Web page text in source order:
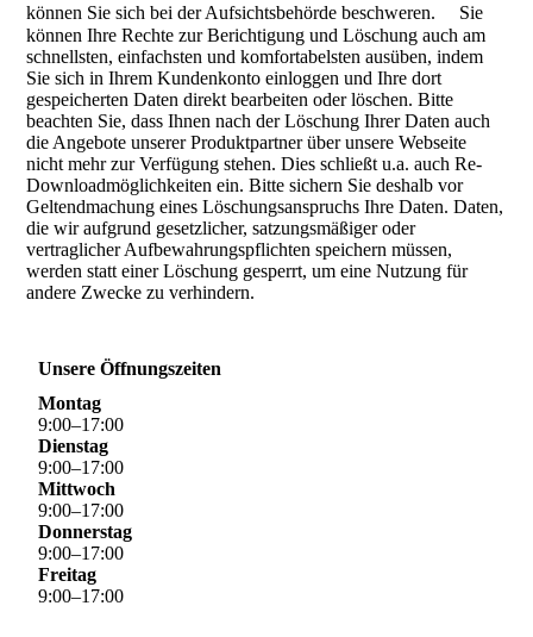
können Sie sich bei der Aufsichtsbehörde beschweren. Sie
können Ihre Rechte zur Berichtigung und Löschung auch am
schnellsten, einfachsten und komfortabelsten ausüben, indem
Sie sich in Ihrem Kundenkonto einloggen und Ihre dort
gespeicherten Daten direkt bearbeiten oder löschen. Bitte
beachten Sie, dass Ihnen nach der Löschung Ihrer Daten auch
die Angebote unserer Produktpartner über unsere Webseite
nicht mehr zur Verfügung stehen. Dies schließt u.a. auch Re-
Downloadmöglichkeiten ein. Bitte sichern Sie deshalb vor
Geltendmachung eines Löschungsanspruchs Ihre Daten. Daten,
die wir aufgrund gesetzlicher, satzungsmäßiger oder
vertraglicher Aufbewahrungspflichten speichern müssen,
werden statt einer Löschung gesperrt, um eine Nutzung für
andere Zwecke zu verhindern.
Unsere Öffnungszeiten
Montag
9:00–17:00
Dienstag
9:00–17:00
Mittwoch
9:00–17:00
Donnerstag
9:00–17:00
Freitag
9:00–17:00